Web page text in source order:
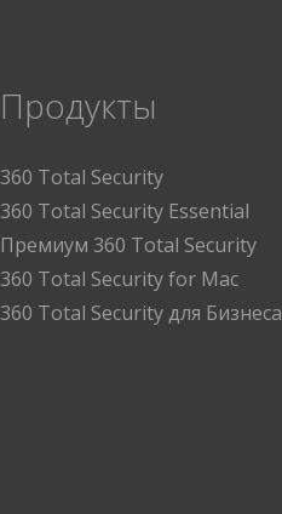
Продукты
360 Total Security
360 Total Security Essential
Премиум 360 Total Security
360 Total Security for Mac
360 Total Security для Бизнеса